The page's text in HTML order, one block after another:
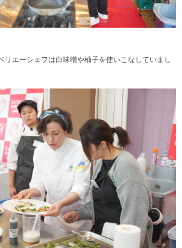
リエーシェフは白味噌や柚子を使いこなしていまし